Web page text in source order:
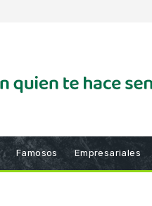
Famosos Empresariales